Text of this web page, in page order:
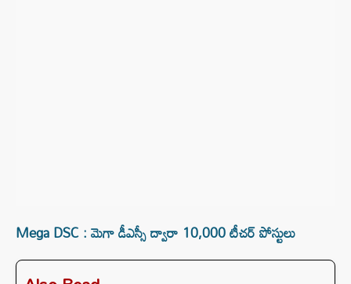
Mega DSC : మెగా డీఎస్సీ ద్వారా 10,000 టీచర్‌ పోస్టులు